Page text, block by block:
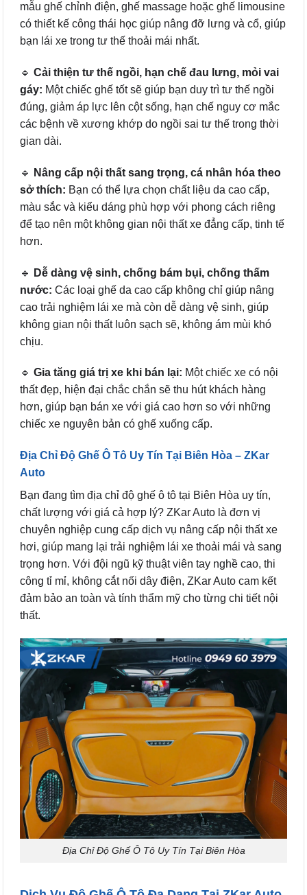
mẫu ghế chỉnh điện, ghế massage hoặc ghế limousine
có thiết kế công thái học giúp nâng đỡ lưng và cổ, giúp
bạn lái xe trong tư thế thoải mái nhất.
🔹 Cải thiện tư thế ngồi, hạn chế đau lưng, mỏi vai
gáy: Một chiếc ghế tốt sẽ giúp bạn duy trì tư thế ngồi
đúng, giảm áp lực lên cột sống, hạn chế nguy cơ mắc
các bệnh về xương khớp do ngồi sai tư thế trong thời
gian dài.
🔹
Nâng cấp nội thất sang trọng, cá nhân hóa theo
sở thích: Bạn có thể lựa chọn chất liệu da cao cấp,
màu sắc và kiểu dáng phù hợp với phong cách riêng
để tạo nên một không gian nội thất xe đẳng cấp, tinh tế
hơn.
🔹
Dễ dàng vệ sinh, chống bám bụi, chống thấm
nước: Các loại ghế da cao cấp không chỉ giúp nâng
cao trải nghiệm lái xe mà còn dễ dàng vệ sinh, giúp
không gian nội thất luôn sạch sẽ, không ám mùi khó
chịu.
🔹 Gia tăng giá trị xe khi bán lại: Một chiếc xe có nội
thất đẹp, hiện đại chắc chắn sẽ thu hút khách hàng
hơn, giúp bạn bán xe với giá cao hơn so với những
chiếc xe nguyên bản có ghế xuống cấp.
Địa Chỉ Độ Ghế Ô Tô Uy Tín Tại Biên Hòa – ZKar
Auto
Bạn đang tìm địa chỉ độ ghế ô tô tại Biên Hòa uy tín,
chất lượng với giá cả hợp lý? ZKar Auto là đơn vị
chuyên nghiệp cung cấp dịch vụ nâng cấp nội thất xe
hơi, giúp mang lại trải nghiệm lái xe thoải mái và sang
trọng hơn. Với đội ngũ kỹ thuật viên tay nghề cao, thi
công tỉ mỉ, không cắt nối dây điện, ZKar Auto cam kết
đảm bảo an toàn và tính thẩm mỹ cho từng chi tiết nội
thất.
Địa Chỉ Độ Ghế Ô Tô Uy Tín Tại Biên Hòa